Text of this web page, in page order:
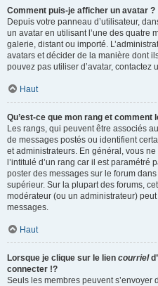
Comment puis-je afficher un avatar ?
Depuis votre panneau d’utilisateur,
un avatar en utilisant l’une des quatre
galerie, distant ou importé.
avatars et décider de la manière dont
pouvez pas utiliser d’avatar, contactez
Haut
Qu’est-ce que mon rang et comment
Les rangs, qui peuvent être associés
de messages postés ou identifient
et administrateurs. En général, vous
l’intitulé d’un rang car il est paramétré
poster des messages sur le forum
supérieur. Sur la plupart des forums,
modérateur (ou un administrateur)
messages.
Haut
Lorsque je clique sur le lien courriel
connecter !?
Seuls les membres peuvent